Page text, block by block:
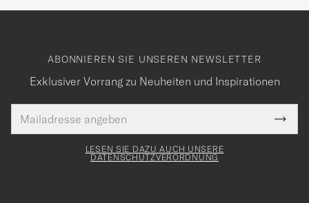
ABONNIEREN SIE UNSEREN NEWSLETTER
Exklusiver Vorrang zu Neuheiten und Inspirationen
Mail
Adresse
Tack
för
LESEN SIE DAZU AUCH UNSERE
DATENSCHUTZVERORDNUNG